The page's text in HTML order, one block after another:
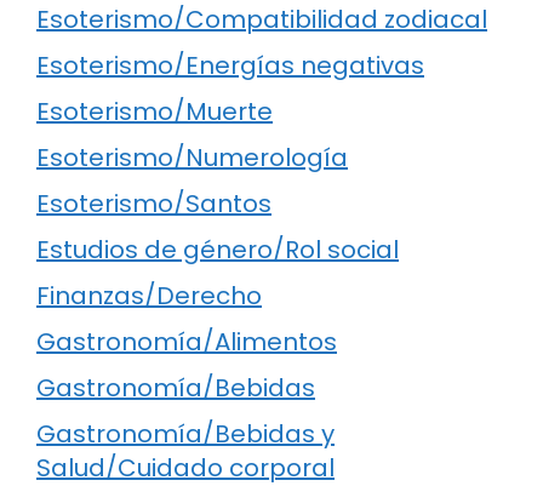
Esoterismo/Compatibilidad zodiacal
Esoterismo/Energías negativas
Esoterismo/Muerte
Esoterismo/Numerología
Esoterismo/Santos
Estudios de género/Rol social
Finanzas/Derecho
Gastronomía/Alimentos
Gastronomía/Bebidas
Gastronomía/Bebidas y
Salud/Cuidado corporal